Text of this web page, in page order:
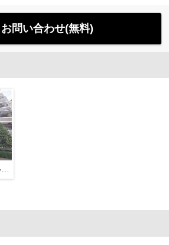
お問い合わせ(無料)
ファミール東麻布ベルファース